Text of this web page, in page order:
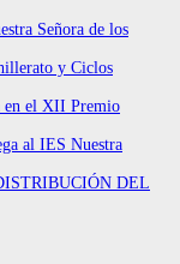
Señora de los
y Ciclos
en el XII Premio
al IES Nuestra
DEL